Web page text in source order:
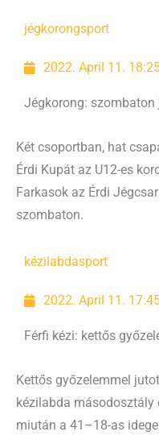
jégkorongsport
2022. April 11.
Jégkorong: szombaton
Két csoportban, hat
Érdi Kupát az U12-es
Farkasok az Érdi
szombaton.
kézilabdasport
2022. April 11.
Férfi kézi: kettős
Kettős győzelemmel
kézilabda másodosztály
miután a 41–18-as